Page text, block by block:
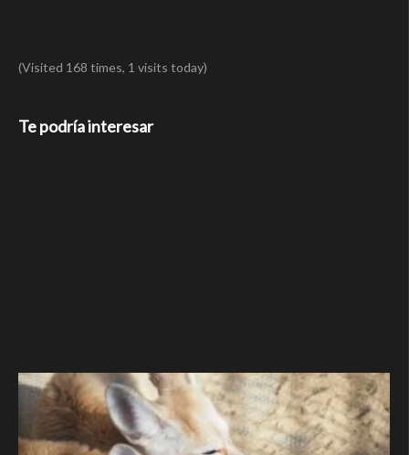
(Visited 168 times, 1 visits today)
Te podría interesar